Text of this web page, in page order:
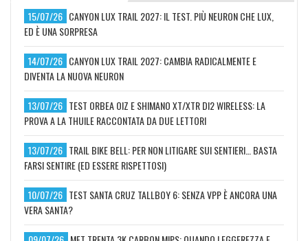
15/07/26 CANYON LUX TRAIL 2027: IL TEST. PIÙ NEURON CHE LUX,
ED È UNA SORPRESA
14/07/26 CANYON LUX TRAIL 2027: CAMBIA RADICALMENTE E
DIVENTA LA NUOVA NEURON
13/07/26 TEST ORBEA OIZ E SHIMANO XT/XTR DI2 WIRELESS: LA
PROVA A LA THUILE RACCONTATA DA DUE LETTORI
13/07/26 TRAIL BIKE BELL: PER NON LITIGARE SUI SENTIERI… BASTA
FARSI SENTIRE (ED ESSERE RISPETTOSI)
10/07/26 TEST SANTA CRUZ TALLBOY 6: SENZA VPP È ANCORA UNA
VERA SANTA?